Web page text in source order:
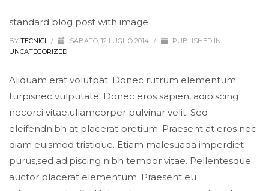
standard blog post with image
BY TECNICI / SABATO, 12 LUGLIO 2014 /
PUBLISHED IN
UNCATEGORIZED
Aliquam erat volutpat. Donec rutrum elementum
turpisnec vulputate. Donec eros sapien, adipiscing
necorci vitae,ullamcorper pulvinar velit. Sed
eleifendnibh at placerat pretium. Praesent at eros nec
diam euismod tristique. Etiam malesuada imperdiet
purus,sed adipiscing nibh tempor vitae. Pellentesque
auctor placerat elementum. Praesent eu